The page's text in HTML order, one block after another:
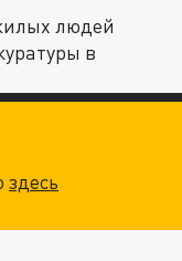
людей
в
здесь